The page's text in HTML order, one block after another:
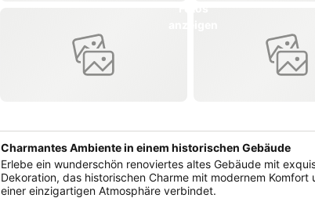
Charmantes Ambiente in einem historischen Gebäude
Erlebe ein wunderschön renoviertes altes Gebäude mit
Dekoration, das historischen Charme mit modernem Komfort
einer einzigartigen Atmosphäre verbindet.